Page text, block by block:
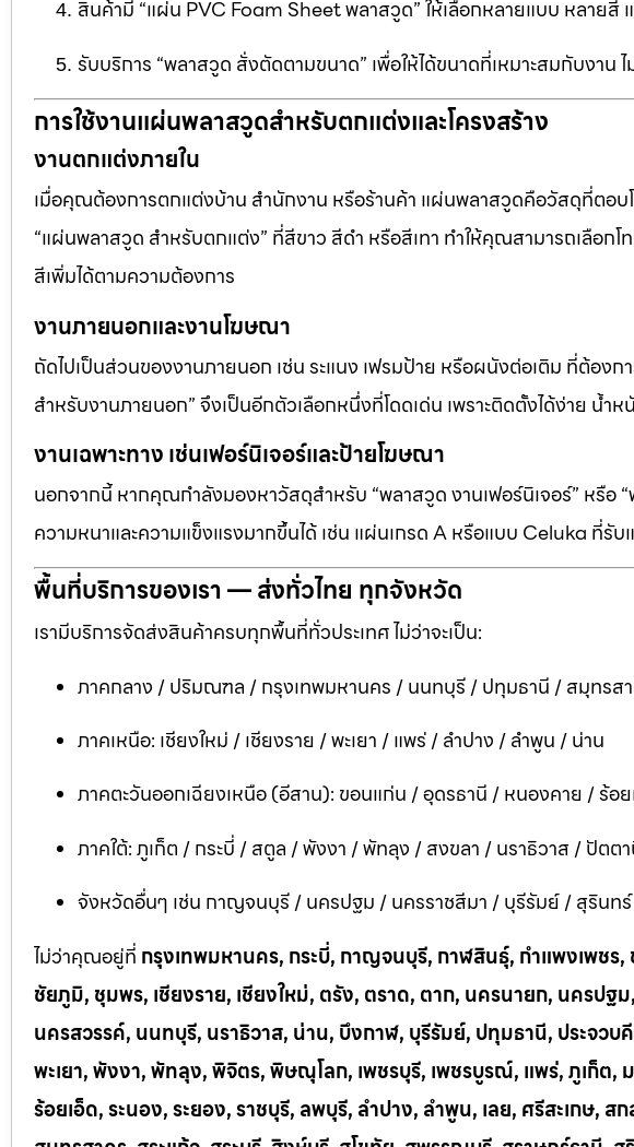
สินค้ามี “แผ่น PVC Foam Sheet พลาสวูด” ให้เลือกหลายแบบ หลายสี
รับบริการ “พลาสวูด สั่งตัดตามขนาด” เพื่อให้ได้ขนาดที่เหมาะสมกับงาน ไ
การใช้งานแผ่นพลาสวูดสำหรับตกแต่งและโครงสร้าง
งานตกแต่งภายใน
เมื่อคุณต้องการตกแต่งบ้าน สำนักงาน หรือร้านค้า แผ่นพลาสวูดคือวัสดุที่ตอบโ
“แผ่นพลาสวูด สำหรับตกแต่ง” ที่สีขาว สีดำ หรือสีเทา ทำให้คุณสามารถเลือก
สีเพิ่มได้ตามความต้องการ
งานภายนอกและงานโฆษณา
ถัดไปเป็นส่วนของงานภายนอก เช่น ระแนง เฟรมป้าย หรือผนังต่อเติม ที่ต้อ
สำหรับงานภายนอก” จึงเป็นอีกตัวเลือกหนึ่งที่โดดเด่น เพราะติดตั้งได้ง่าย น้ำห
งานเฉพาะทาง เช่นเฟอร์นิเจอร์และป้ายโฆษณา
นอกจากนี้ หากคุณกำลังมองหาวัสดุสำหรับ “พลาสวูด งานเฟอร์นิเจอร์” หรือ
ความหนาและความแข็งแรงมากขึ้นได้ เช่น แผ่นเกรด A หรือแบบ Celuka ที่รับ
พื้นที่บริการของเรา — ส่งทั่วไทย ทุกจังหวัด
เรามีบริการจัดส่งสินค้าครบทุกพื้นที่ทั่วประเทศ ไม่ว่าจะเป็น:
ภาคกลาง / ปริมณฑล / กรุงเทพมหานคร / นนทบุรี / ปทุมธานี / สมุทรส
ภาคเหนือ: เชียงใหม่ / เชียงราย / พะเยา / แพร่ / ลำปาง / ลำพูน / น่าน
ภาคตะวันออกเฉียงเหนือ (อีสาน): ขอนแก่น / อุดรธานี / หนองคาย / ร้อ
ภาคใต้: ภูเก็ต / กระบี่ / สตูล / พังงา / พัทลุง / สงขลา / นราธิวาส / ปัตต
จังหวัดอื่นๆ เช่น กาญจนบุรี / นครปฐม / นครราชสีมา / บุรีรัมย์ / สุรินท
ไม่ว่าคุณอยู่ที่ กรุงเทพมหานคร, กระบี่, กาญจนบุรี, กาฬสินธุ์, กำแพงเพชร,
ชัยภูมิ, ชุมพร, เชียงราย, เชียงใหม่, ตรัง, ตราด, ตาก, นครนายก, นครป
นครสวรรค์, นนทบุรี, นราธิวาส, น่าน, บึงกาฬ, บุรีรัมย์, ปทุมธานี, ประจว
พะเยา, พังงา, พัทลุง, พิจิตร, พิษณุโลก, เพชรบุรี, เพชรบูรณ์, แพร่, ภูเก็ต,
ร้อยเอ็ด, ระนอง, ระยอง, ราชบุรี, ลพบุรี, ลำปาง, ลำพูน, เลย, ศรีสะเกษ,